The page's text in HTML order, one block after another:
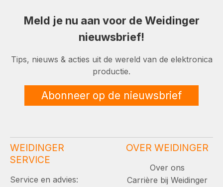
Meld je nu aan voor de Weidinger
nieuwsbrief!
Tips, nieuws & acties uit de wereld van de elektronica
productie.
Abonneer op de nieuwsbrief
WEIDINGER
SERVICE
Service en advies:
OVER WEIDINGER
Over ons
Carrière bij Weidinger